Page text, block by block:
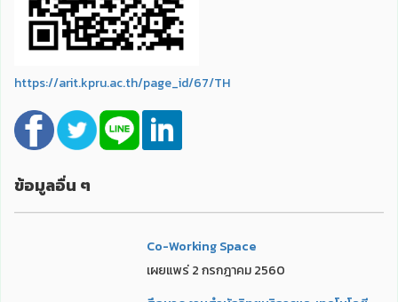
https://arit.kpru.ac.th/page_id/67/TH
ข้อมูลอื่น ๆ
Co-Working Space
เผยแพร่ 2 กรกฎาคม 2560